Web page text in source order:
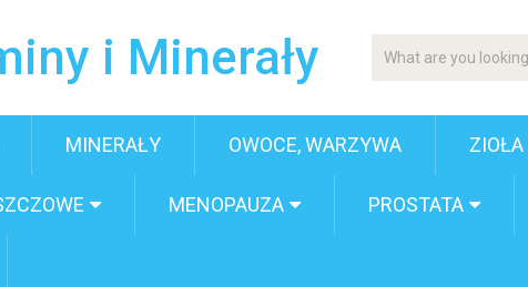
i Minerały
MINERAŁY OWOCE, WARZYWA ZIOŁA
MENOPAUZA PROSTATA